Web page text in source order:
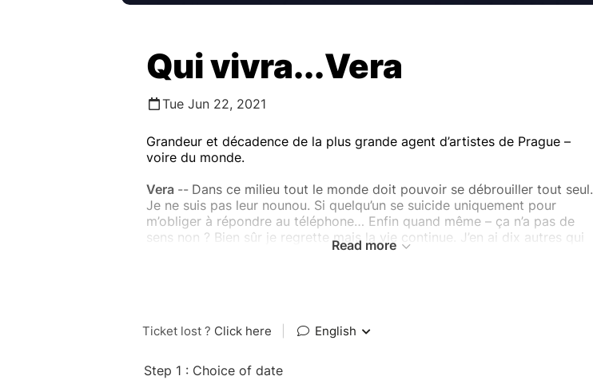
Qui vivra...Vera
Tue Jun 22, 2021
Grandeur et décadence de la plus grande agent d’artistes de Prague –
voire du monde.
Vera -- Dans ce milieu tout le monde doit pouvoir se débrouiller tout seul.
Je ne suis pas leur nounou. Si quelqu’un se suicide uniquement pour
m’obliger à répondre au téléphone… Enfin quand même – ça n’a pas de
sens non ? Bien sûr je regrette mais la vie continue. J’en ai dix autres qui
se bousculent pour prendre sa place.
Une pièce d'Olivier COLLINET.
Camille ATALLAH, Sandie BLANCHAUD, Jean François BOTTIAU, Julie
Read more